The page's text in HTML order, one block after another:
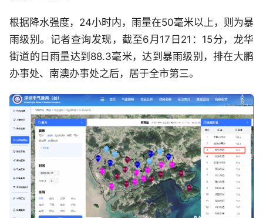
根据降水强度，24小时内，雨量在50毫米以上，则为暴
雨级别。记者查询发现，截至6月17日21：15分，龙华
街道的日雨量达到88.3毫米，达到暴雨级别，排在大鹏
办事处、南澳办事处之后，居于全市第三。